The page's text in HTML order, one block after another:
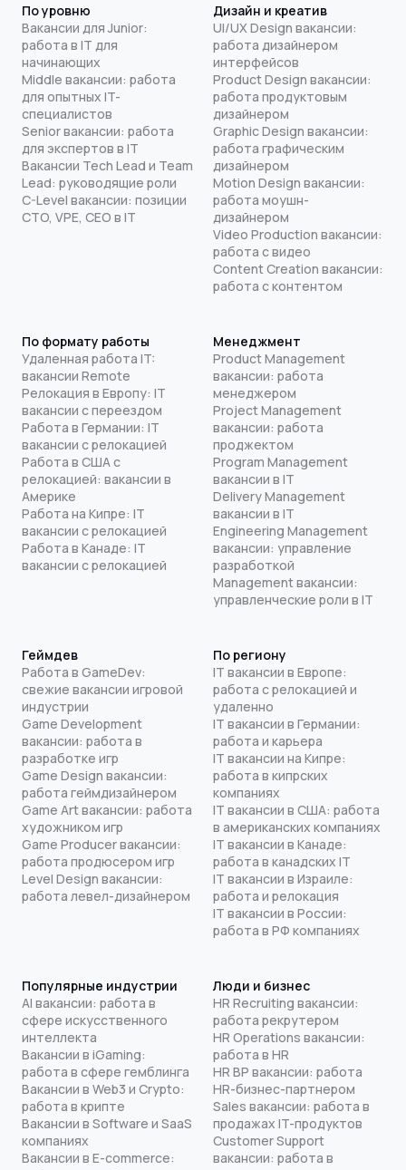
По уровню
Вакансии для Junior:
работа в IT для
начинающих
Middle вакансии: работа
для опытных IT-
специалистов
Senior вакансии: работа
для экспертов в IT
Вакансии Tech Lead и Team
Lead: руководящие роли
C-Level вакансии: позиции
CTO, VPE, CEO в IT
Дизайн и креатив
UI/UX Design вакансии:
работа дизайнером
интерфейсов
Product Design вакансии:
работа продуктовым
дизайнером
Graphic Design вакансии:
работа графическим
дизайнером
Motion Design вакансии:
работа моушн-
дизайнером
Video Production вакансии:
работа с видео
Content Creation вакансии:
работа с контентом
По формату работы
Удаленная работа IT:
вакансии Remote
Релокация в Европу: IT
вакансии с переездом
Работа в Германии: IT
вакансии с релокацией
Работа в США с
релокацией: вакансии в
Америке
Работа на Кипре: IT
вакансии с релокацией
Работа в Канаде: IT
вакансии с релокацией
Менеджмент
Product Management
вакансии: работа
менеджером
Project Management
вакансии: работа
проджектом
Program Management
вакансии в IT
Delivery Management
вакансии в IT
Engineering Management
вакансии: управление
разработкой
Management вакансии:
управленческие роли в IT
Геймдев
Работа в GameDev:
свежие вакансии игровой
индустрии
Game Development
вакансии: работа в
разработке игр
Game Design вакансии:
работа геймдизайнером
Game Art вакансии: работа
художником игр
Game Producer вакансии:
работа продюсером игр
Level Design вакансии:
работа левел-дизайнером
По региону
IT вакансии в Европе:
работа с релокацией и
удаленно
IT вакансии в Германии:
работа и карьера
IT вакансии на Кипре:
работа в кипрских
компаниях
IT вакансии в США: работа
в американских компаниях
IT вакансии в Канаде:
работа в канадских IT
IT вакансии в Израиле:
работа и релокация
IT вакансии в России:
работа в РФ компаниях
Популярные индустрии
AI вакансии: работа в
сфере искусственного
интеллекта
Вакансии в iGaming:
работа в сфере гемблинга
Вакансии в Web3 и Crypto:
работа в крипте
Вакансии в Software и SaaS
компаниях
Вакансии в E-commerce:
Люди и бизнес
HR Recruiting вакансии:
работа рекрутером
HR Operations вакансии:
работа в HR
HR BP вакансии: работа
HR-бизнес-партнером
Sales вакансии: работа в
продажах IT-продуктов
Customer Support
вакансии: работа в